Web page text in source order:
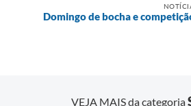
Domingo de bocha e
VEJA MAIS da categoria